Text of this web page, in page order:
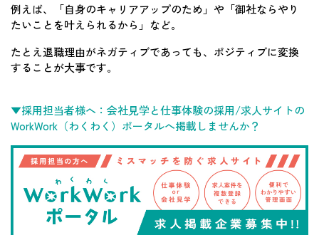
例えば、「自身のキャリアアップのため」や「御社ならやり
たいことを叶えられるから」など。
たとえ退職理由がネガティブであっても、ポジティブに変換
することが大事です。
▼採用担当者様へ：会社見学と仕事体験の採用/求人サイトの
WorkWork（わくわく）ポータルへ掲載しませんか？